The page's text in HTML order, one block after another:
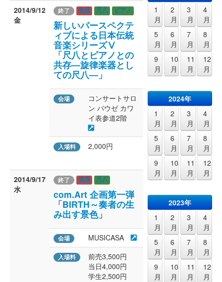
2014/9/12
金
終了 後援 尺八 ピアノ
新しいパースペクテ
ィブによる日本伝統
音楽シリーズⅤ
「尺八とピアノとの
共存―旋律楽器とし
ての尺八―」
会場
コンサートサロ
ン パウゼ カワ
イ表参道2階
入場料 2,000円
2014/9/17
水
終了 後援 尺八
com.Art 企画第一弾
「BIRTH～奏者の生
み出す景色」
会場 MUSICASA
入場料
前売3,500円
当日4,000円
学生2,500円
1
月
2
月
3
月
4
月
5
月
6
月
7
月
8
月
9
月
10
月
11
月
12
月
2024年
1
月
2
月
3
月
4
月
5
月
6
月
7
月
8
月
9
月
10
月
11
月
12
月
2023年
1
月
2
月
3
月
4
月
5
月
6
月
7
月
8
月
9
月
10
月
11
月
12
月